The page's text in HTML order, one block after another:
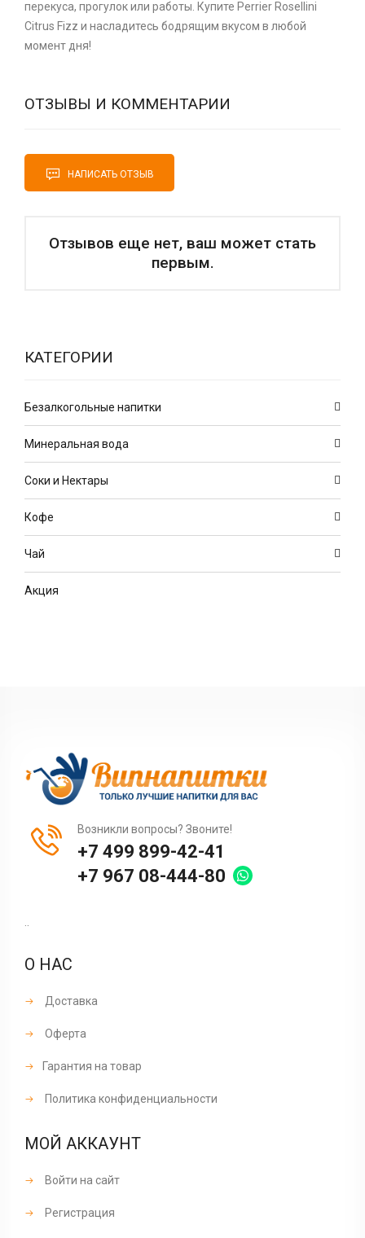
перекуса, прогулок или работы. Купите Perrier Rosellini
Citrus Fizz и насладитесь бодрящим вкусом в любой
момент дня!
ОТЗЫВЫ И КОММЕНТАРИИ
НАПИСАТЬ ОТЗЫВ
Отзывов еще нет, ваш может стать
первым.
КАТЕГОРИИ
Безалкогольные напитки
Минеральная вода
Соки и Нектары
Кофе
Чай
Акция
Возникли вопросы? Звоните!
+7 499 899-42-41
+7 967 08-444-80
..
О НАС
Доставка
Оферта
Гарантия на товар
Политика конфиденциальности
МОЙ АККАУНТ
Войти на сайт
Регистрация